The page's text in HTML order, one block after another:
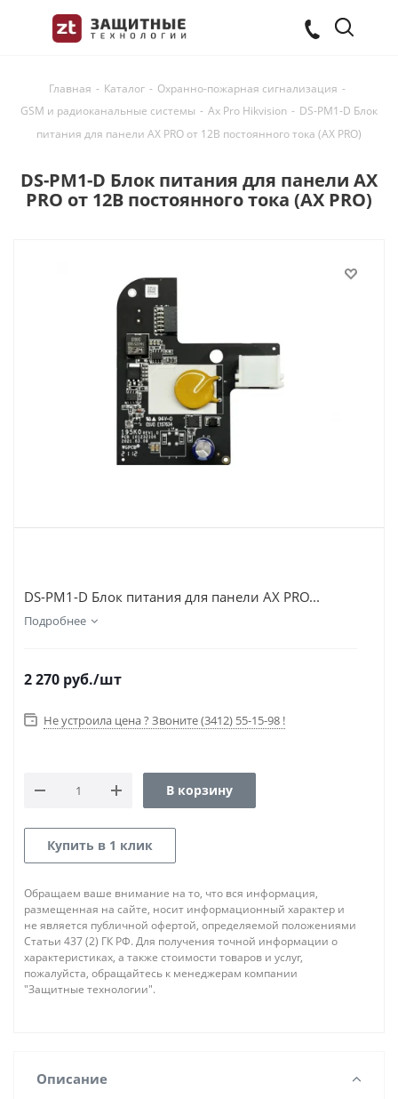
Главная - Каталог - Охранно-пожарная сигнализация -
GSM и радиоканальные системы - Ax Pro Hikvision - DS-PM1-D Блок
питания для панели AX PRO от 12В постоянного тока (AX PRO)
DS-PM1-D Блок питания для панели AX
PRO от 12В постоянного тока (AX PRO)
DS-PM1-D Блок питания для панели AX PRO...
Подробнее
2 270 руб./шт
Не устроила цена ? Звоните (3412) 55-15-98 !
В корзину
Купить в 1 клик
Обращаем ваше внимание на то, что вся информация,
размещенная на сайте, носит информационный характер и
не является публичной офертой, определяемой положениями
Статьи 437 (2) ГК РФ. Для получения точной информации о
характеристиках, а также стоимости товаров и услуг,
пожалуйста, обращайтесь к менеджерам компании
"Защитные технологии".
Описание